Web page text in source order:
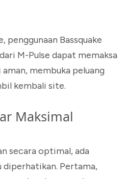
penggunaan Bassquake
M-Pulse dapat memaksa
membuka peluang
kembali site.
Maksimal
secara optimal, ada
diperhatikan. Pertama,